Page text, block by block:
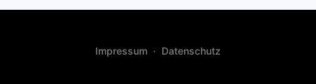
Impressum · Datenschutz